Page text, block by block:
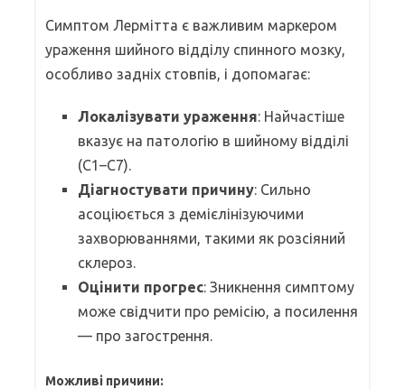
Симптом Лермітта є важливим маркером
ураження шийного відділу спинного мозку,
особливо задніх стовпів, і допомагає:
Локалізувати ураження: Найчастіше
вказує на патологію в шийному відділі
(C1–C7).
Діагностувати причину: Сильно
асоціюється з демієлінізуючими
захворюваннями, такими як розсіяний
склероз.
Оцінити прогрес: Зникнення симптому
може свідчити про ремісію, а посилення
— про загострення.
Можливі причини: